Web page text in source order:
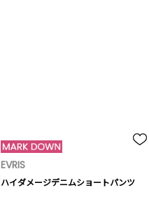
EVRIS
ハイダメージデニムショートパンツ